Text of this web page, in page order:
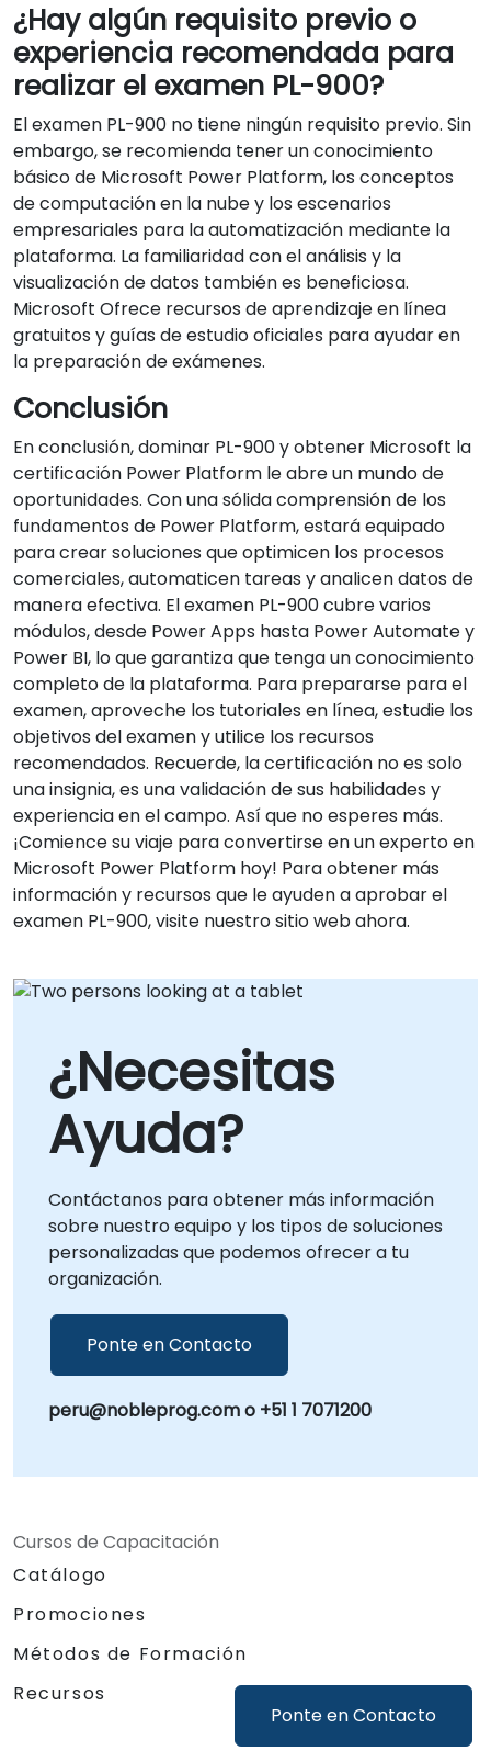
Ponte en Contacto
¿Hay algún requisito previo o
experiencia recomendada para
realizar el examen PL-900?
El examen PL-900 no tiene ningún requisito previo. Sin
embargo, se recomienda tener un conocimiento
básico de Microsoft Power Platform, los conceptos
de computación en la nube y los escenarios
empresariales para la automatización mediante la
plataforma. La familiaridad con el análisis y la
visualización de datos también es beneficiosa.
Microsoft Ofrece recursos de aprendizaje en línea
gratuitos y guías de estudio oficiales para ayudar en
la preparación de exámenes.
Conclusión
En conclusión, dominar PL-900 y obtener Microsoft la
certificación Power Platform le abre un mundo de
oportunidades. Con una sólida comprensión de los
fundamentos de Power Platform, estará equipado
para crear soluciones que optimicen los procesos
comerciales, automaticen tareas y analicen datos de
manera efectiva. El examen PL-900 cubre varios
módulos, desde Power Apps hasta Power Automate y
Power BI, lo que garantiza que tenga un conocimiento
completo de la plataforma. Para prepararse para el
examen, aproveche los tutoriales en línea, estudie los
objetivos del examen y utilice los recursos
recomendados. Recuerde, la certificación no es solo
una insignia, es una validación de sus habilidades y
experiencia en el campo. Así que no esperes más.
¡Comience su viaje para convertirse en un experto en
Microsoft Power Platform hoy! Para obtener más
información y recursos que le ayuden a aprobar el
examen PL-900, visite nuestro sitio web ahora.
¿Necesitas
Ayuda?
Contáctanos para obtener más información
sobre nuestro equipo y los tipos de soluciones
personalizadas que podemos ofrecer a tu
organización.
Ponte en Contacto
peru@nobleprog.com o +51 1 7071200
Cursos de Capacitación
Catálogo
Promociones
Métodos de Formación
Recursos